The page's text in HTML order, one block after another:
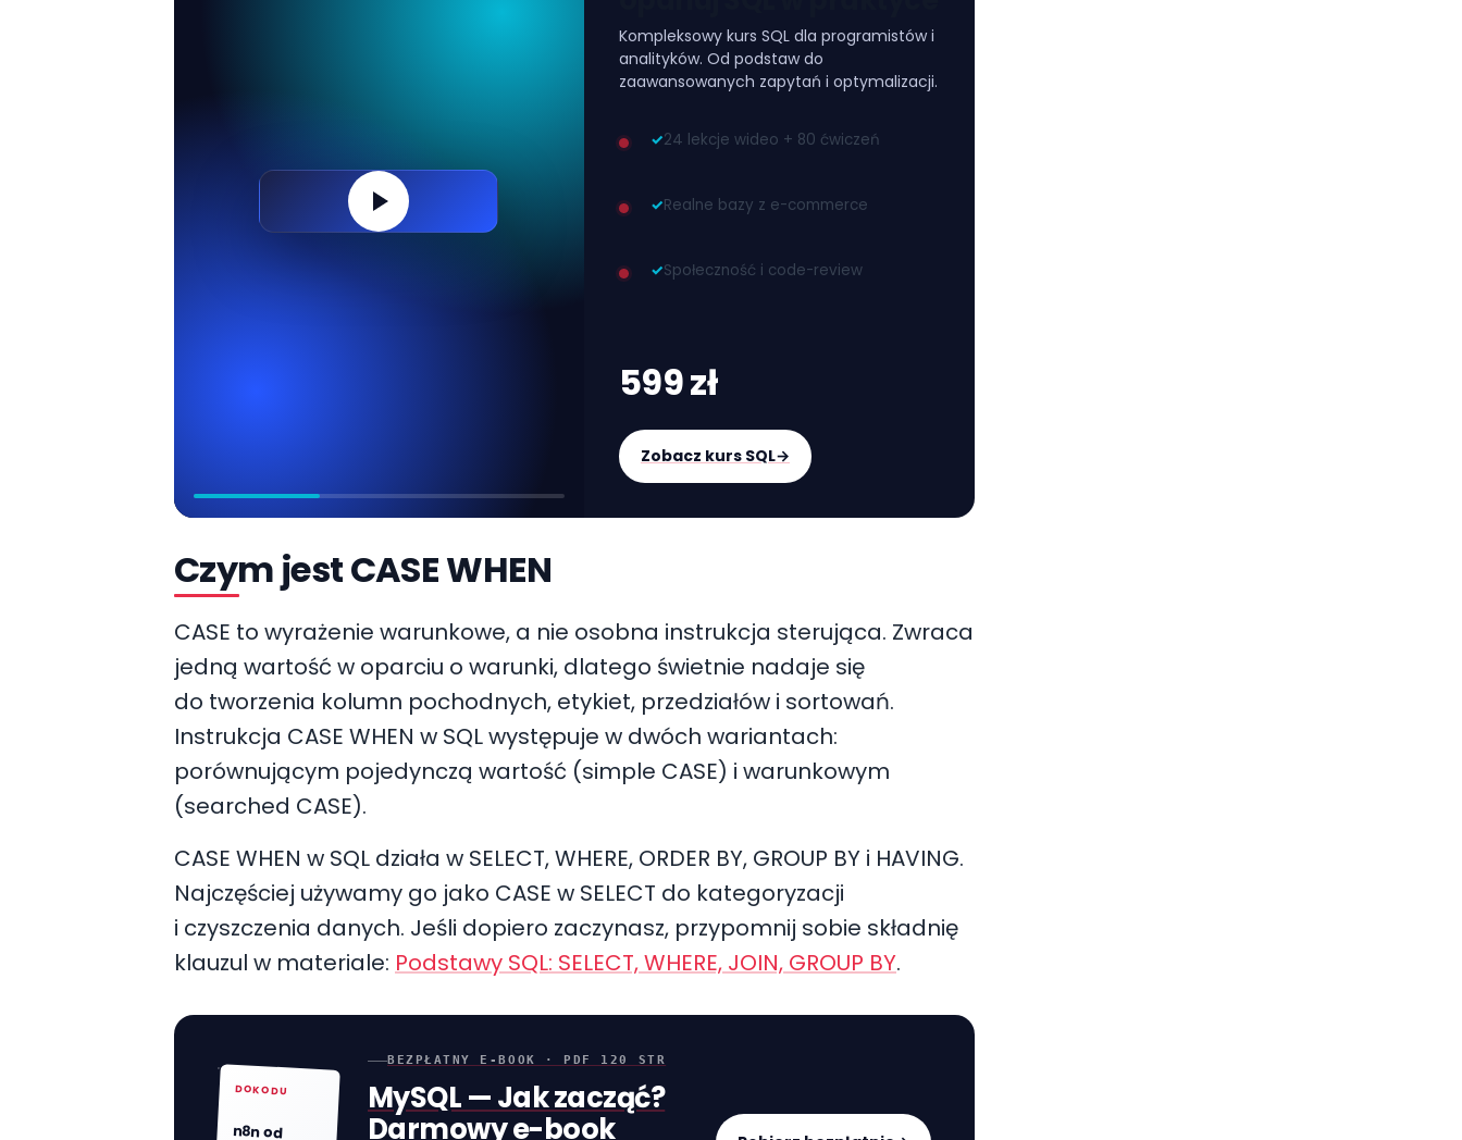
Kompleksowy kurs SQL dla programistów i
analityków. Od podstaw do
zaawansowanych zapytań i optymalizacji.
✓24 lekcje wideo + 80 ćwiczeń
✓Realne bazy z e-commerce
✓Społeczność i code-review
599 zł
Zobacz kurs SQL→
Czym jest CASE WHEN
CASE to wyrażenie warunkowe, a nie osobna instrukcja sterująca. Zwraca
jedną wartość w oparciu o warunki, dlatego świetnie nadaje się
do tworzenia kolumn pochodnych, etykiet, przedziałów i sortowań.
Instrukcja CASE WHEN w SQL występuje w dwóch wariantach:
porównującym pojedynczą wartość (simple CASE) i warunkowym
(searched CASE).
CASE WHEN w SQL działa w SELECT, WHERE, ORDER BY, GROUP BY i HAVING.
Najczęściej używamy go jako CASE w SELECT do kategoryzacji
i czyszczenia danych. Jeśli dopiero zaczynasz, przypomnij sobie składnię
klauzul w materiale: Podstawy SQL: SELECT, WHERE, JOIN, GROUP BY.
DOKODU
n8n od
zera do
BEZPŁATNY E-BOOK · PDF 120 STR
MySQL — Jak zacząć?
Darmowy e-book